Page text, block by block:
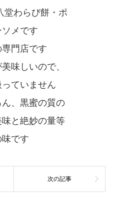
堂わらび餅・ポ
メです
門店です
味しいので、
ていません
、黒蜜の質の
と絶妙の量等
です
次の記事